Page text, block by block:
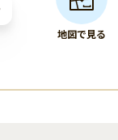
地図で見る